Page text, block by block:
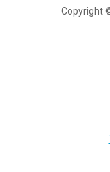
Copyright